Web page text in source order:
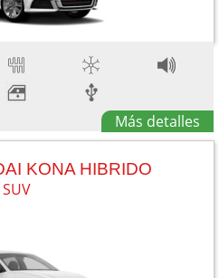
Más detalles
KONA HIBRIDO
SUV